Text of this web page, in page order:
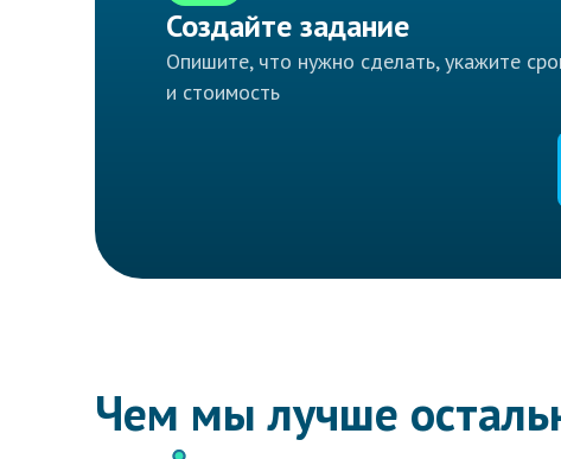
Создайте задание
Опишите, что нужно сделать, укажите
и стоимость
Чем мы лучше